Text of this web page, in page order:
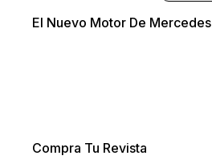
El Nuevo Motor De Mercedes
Compra Tu Revista